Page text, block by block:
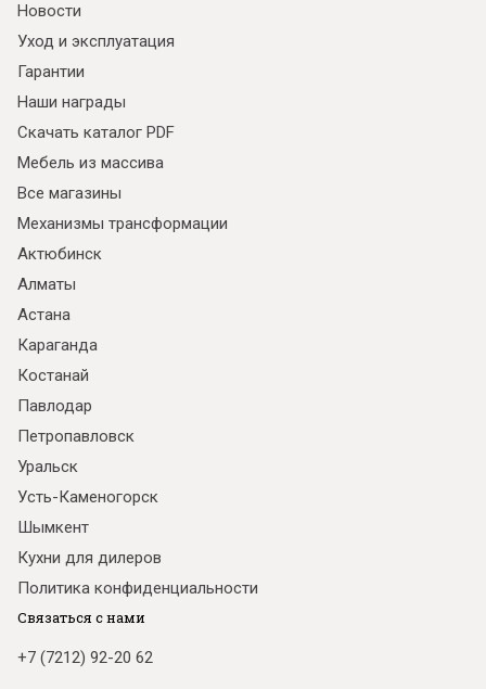
Новости
Уход и эксплуатация
Гарантии
Наши награды
Скачать каталог PDF
Мебель из массива
Все магазины
Механизмы трансформации
Актюбинск
Алматы
Астана
Караганда
Костанай
Павлодар
Петропавловск
Уральск
Усть-Каменогорск
Шымкент
Кухни для дилеров
Политика конфиденциальности
Связаться с нами
+7 (7212) 92-20 62